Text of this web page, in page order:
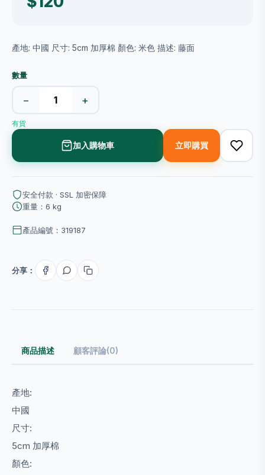
產地: 中國 尺寸: 5cm 加厚棉 顏色: 米色 描述: 藤面
數量
− +
有貨
加入購物車 立即購買
安全付款 · SSL 加密保障
重量：6 kg
產品編號：319187
分享：
商品描述 顧客評論(0)
產地:
中國
尺寸:
5cm 加厚棉
顏色: